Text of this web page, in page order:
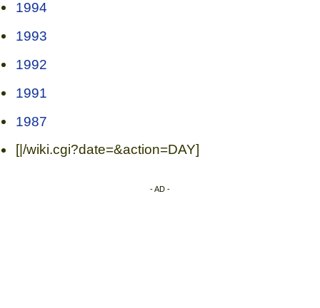
1994
1993
1992
1991
1987
[|/wiki.cgi?date=&action=DAY]
- AD -